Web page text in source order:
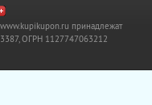
принадлежат
ОГРН 1127747063212